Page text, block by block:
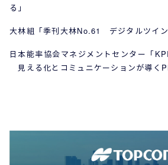
る」
大林組「季刊大林No.61 デジタルツイン
日本能率協会マネジメントセンター「
見える化とコミュニケーションが導く